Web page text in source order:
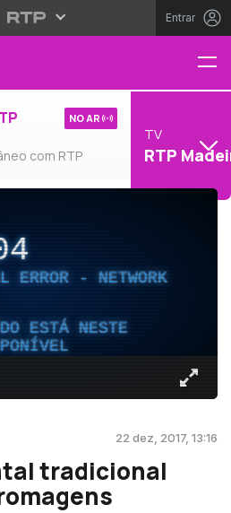
Entrar
com RTP
NO AR
TV
RTP
ERROR - NETWORK
ESTÁ NESTE
22 dez, 2017, 13:16
tradicional